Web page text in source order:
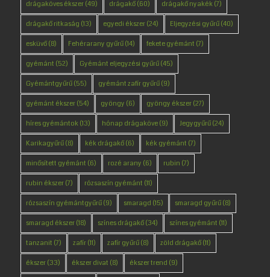
drágaköves ékszer(49) drágakő(60) drágakő nyakék(7)
drágakő ritkaság (13) egyedi ékszer(24) Eljegyzési gyűrű(40)
esküvő(8) Fehérarany gyűrű(14) fekete gyémánt (7)
gyémánt (52) Gyémánt eljegyzési gyűrű(45)
Gyémántgyűrű(55) gyémánt zafír gyűrű(9)
gyémánt ékszer(54) gyöngy (6) gyöngy ékszer(27)
híres gyémántok(13) hónap drágaköve(9) Jegygyűrű(24)
Karikagyűrű(8) kék drágakő(6) kék gyémánt (7)
minősített gyémánt (6) rozé arany (6) rubin (7)
rubin ékszer(7) rózsaszín gyémánt (11)
rózsaszín gyémántgyűrű(9) smaragd (15) smaragd gyűrű(8)
smaragd ékszer(18) színes drágakő(34) színes gyémánt (11)
tanzanit (7) zafír(11) zafír gyűrű(8) zöld drágakő(11)
ékszer(33) ékszer divat (8) ékszer trend (9)